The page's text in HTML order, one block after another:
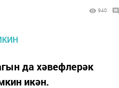
940
да хәвефлерәк
икән.